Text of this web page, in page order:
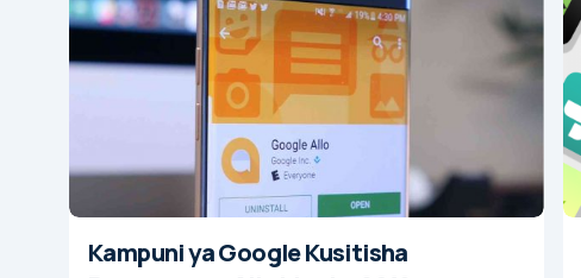
Kampuni ya Google Kusitisha